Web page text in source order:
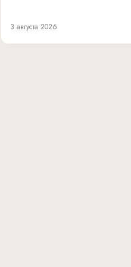
3 августа 2026